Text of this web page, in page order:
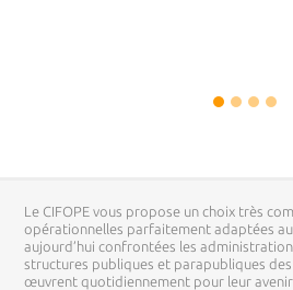
Le CIFOPE vous propose un choix très
opérationnelles parfaitement adaptées
aujourd’hui confrontées les
structures publiques et parapubliques
œuvrent quotidiennement pour leur